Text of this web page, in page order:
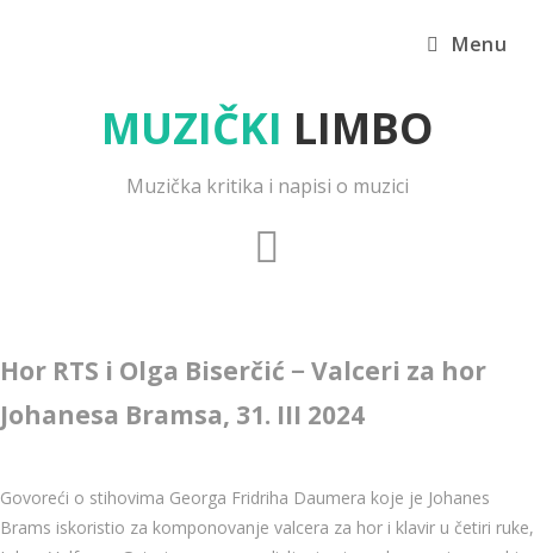
Menu
MUZIČKI LIMBO
Muzička kritika i napisi o muzici
Hor RTS i Olga Biserčić − Valceri za hor
Johanesa Bramsa, 31. III 2024
Govoreći o stihovima Georga Fridriha Daumera koje je Johanes
Brams iskoristio za komponovanje valcera za hor i klavir u četiri ruke,